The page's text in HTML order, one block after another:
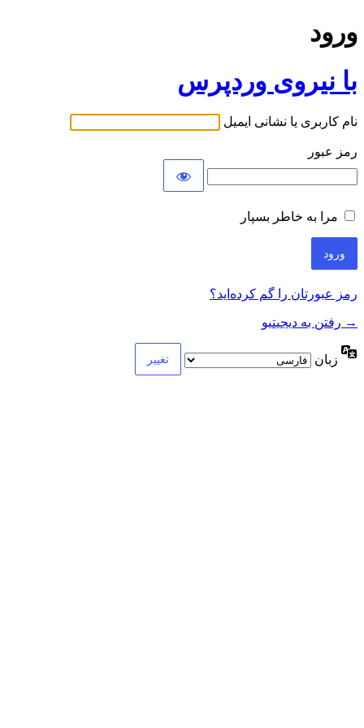
ورود
با نیروی وردپرس
نام کاربری یا نشانی ایمیل
رمز عبور
مرا به خاطر بسپار
رمز عبورتان را گم کرده‌اید؟
→ رفتن به دیجیتیو
زبان